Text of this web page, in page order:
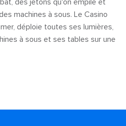
des jetons qu'on empile et
machines à sous. Le Casino
déploie toutes ses lumières,
à sous et ses tables sur une